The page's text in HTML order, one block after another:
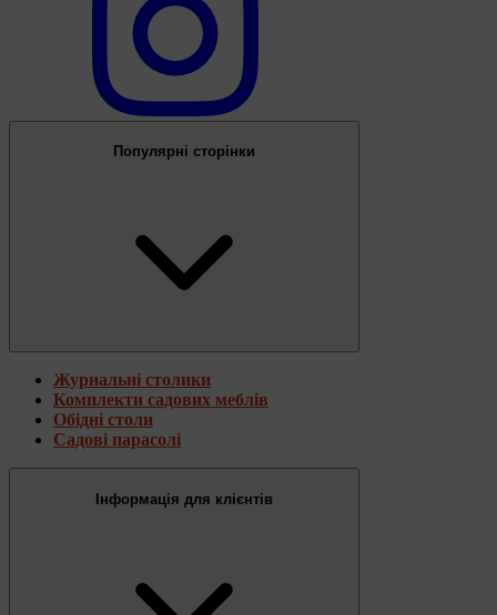
Популярні сторінки
Журнальні столики
Комплекти садових меблів
Обідні столи
Садові парасолі
Інформація для клієнтів